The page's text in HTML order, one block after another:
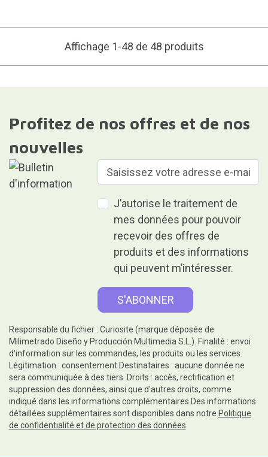
Affichage 1-48 de 48 produits
Profitez de nos offres et de nos
nouvelles
J’autorise le traitement de
mes données pour pouvoir
recevoir des offres de
produits et des informations
qui peuvent m’intéresser.
Responsable du fichier : Curiosite (marque déposée de
Milimetrado Diseño y Producción Multimedia S.L.). Finalité : envoi
d'information sur les commandes, les produits ou les services.
Légitimation : consentement.Destinataires : aucune donnée ne
sera communiquée à des tiers. Droits : accès, rectification et
suppression des données, ainsi que d'autres droits, comme
indiqué dans les informations complémentaires.Des informations
détaillées supplémentaires sont disponibles dans notre Politique
de confidentialité et de protection des données